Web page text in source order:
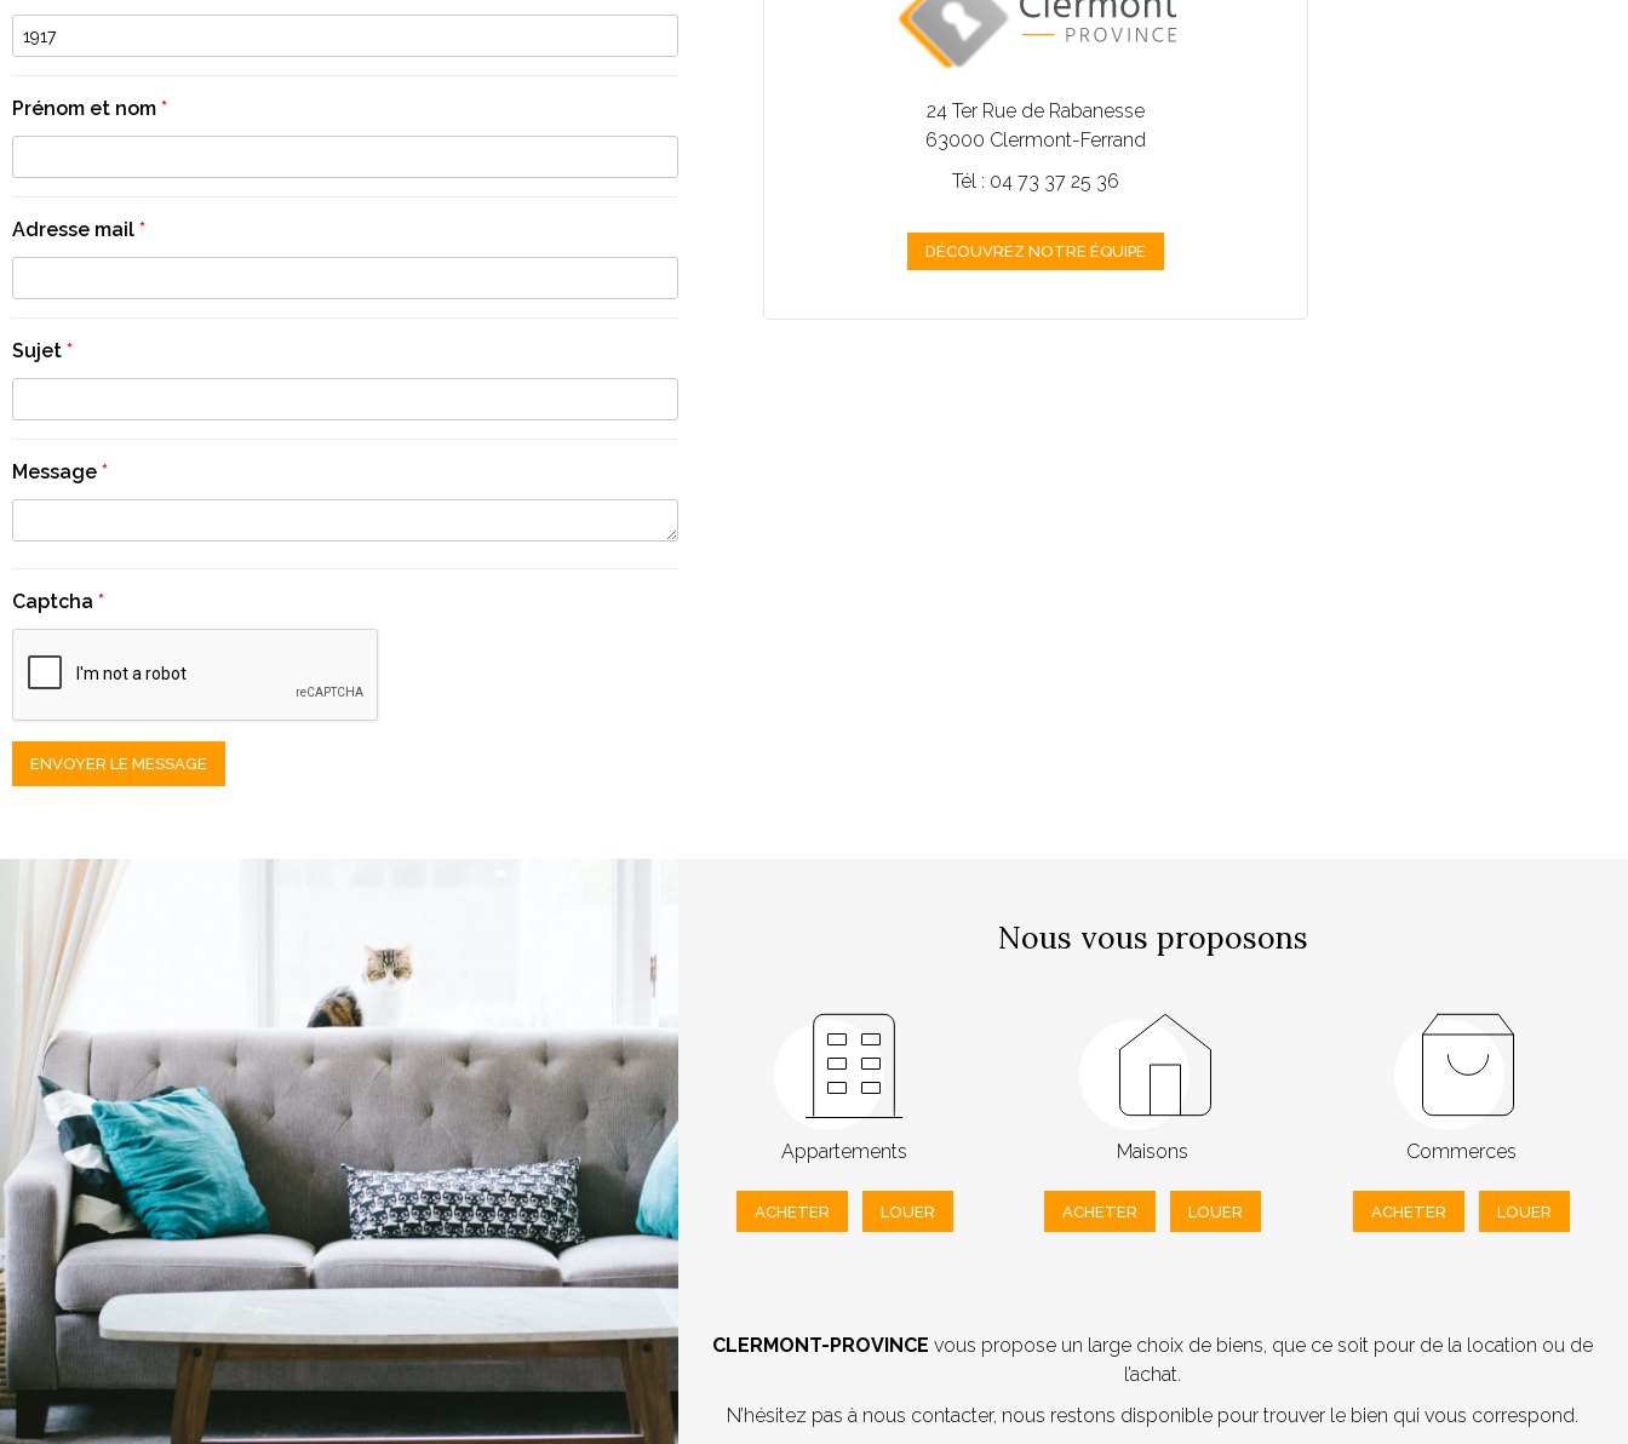
Prénom et nom *
Adresse mail *
Sujet *
Message *
Captcha *
24 Ter Rue de Rabanesse
63000 Clermont-Ferrand
Tél : 04 73 37 25 36
DÉCOUVREZ NOTRE ÉQUIPE
Nous vous proposons
Appartements
ACHETER LOUER
Maisons
ACHETER LOUER
Commerces
ACHETER LOUER
CLERMONT-PROVINCE vous propose un large choix de biens, que ce soit pour de la location ou de
l’achat.
N’hésitez pas à nous contacter, nous restons disponible pour trouver le bien qui vous correspond.